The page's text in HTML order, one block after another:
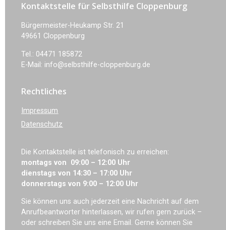
Kontaktstelle für Selbsthilfe Cloppenburg
Bürgermeister-Heukamp Str. 21
49661 Cloppenburg
Tel.: 04471 185872
E-Mail: info@selbsthilfe-cloppenburg.de
Rechtliches
Impressum
Datenschutz
Die Kontaktstelle ist telefonisch zu erreichen:
montags von 09:00 – 12:00 Uhr
dienstags von 14:30 – 17:00 Uhr
donnerstags von 9:00 – 12:00 Uhr
Sie können uns auch jederzeit eine Nachricht auf dem
Anrufbeantworter hinterlassen, wir rufen gern zurück –
oder schreiben Sie uns eine Email. Gerne können Sie